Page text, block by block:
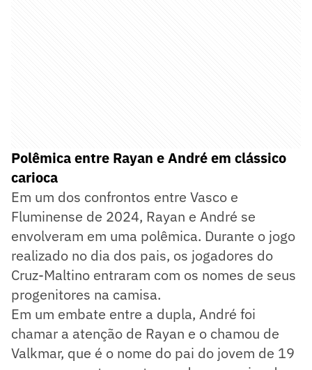
Polêmica entre Rayan e André em clássico
carioca
Em um dos confrontos entre Vasco e
Fluminense de 2024, Rayan e André se
envolveram em uma polêmica. Durante o jogo
realizado no dia dos pais, os jogadores do
Cruz-Maltino entraram com os nomes de seus
progenitores na camisa.
Em um embate entre a dupla, André foi
chamar a atenção de Rayan e o chamou de
Valkmar, que é o nome do pai do jovem de 19